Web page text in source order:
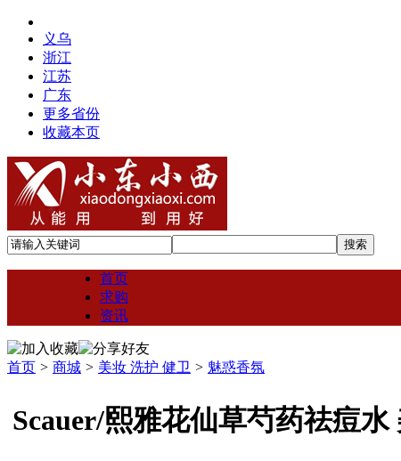
义乌
浙江
江苏
广东
更多省份
收藏本页
首页
求购
资讯
首页 > 商城 > 美妆 洗护 健卫 > 魅惑香氛
Scauer/熙雅花仙草芍药祛痘水